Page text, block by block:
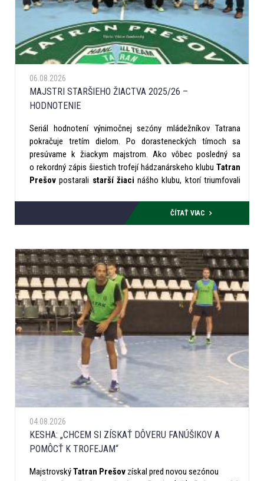
06.08.2026
MAJSTRI STARŠIEHO ŽIACTVA 2025/26 –
HODNOTENIE
Seriál hodnotení výnimočnej sezóny mládežníkov Tatrana
pokračuje tretím dielom. Po dorasteneckých tímoch sa
presúvame k žiackym majstrom. Ako vôbec posledný sa
o rekordný zápis šiestich trofejí hádzanárskeho klubu Tatran
Prešov postarali starší žiaci nášho klubu, ktorí triumfovali
Slovenska. Úspešnú sezónu hodnotí tréner
ČÍTAŤ VIAC
04.08.2026
KESHA: „CHCEM SI ZÍSKAŤ DÔVERU FANÚŠIKOV A
POMÔCŤ K TROFEJAM“
MajstrovskýTatran Prešov získal pred novou sezónou